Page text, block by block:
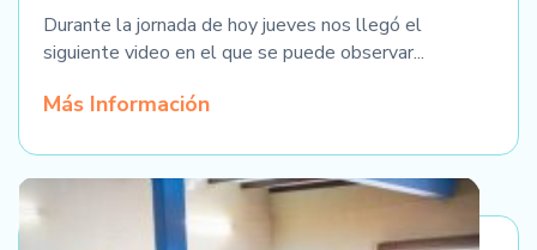
Durante la jornada de hoy jueves nos llegó el
siguiente video en el que se puede observar...
Más Información